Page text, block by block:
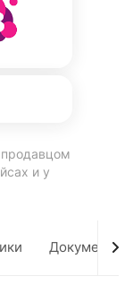
и у
Документы